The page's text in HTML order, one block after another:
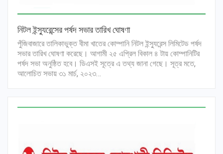
নিটল ইন্স্যুরেন্সের পর্ষদ সভার তারিখ ঘোষণা
পুঁজিবাজারে তালিকাভুক্ত বীমা খাতের কোম্পানি নিটল ইন্স্যুরেন্স লিমিটেড পর্ষদ
সভার তারিখ ঘোষণা করেছে। আগামী ২৫ এপ্রিল বিকাল ৪ টায় কোম্পানিটির
পর্ষদ সভা অনুষ্ঠিত হবে। ডিএসই সূত্রে এ তথ্য জানা গেছে। সূত্র মতে,
আলোচিত সভায় ৩১ মার্চ, ২০২৩…